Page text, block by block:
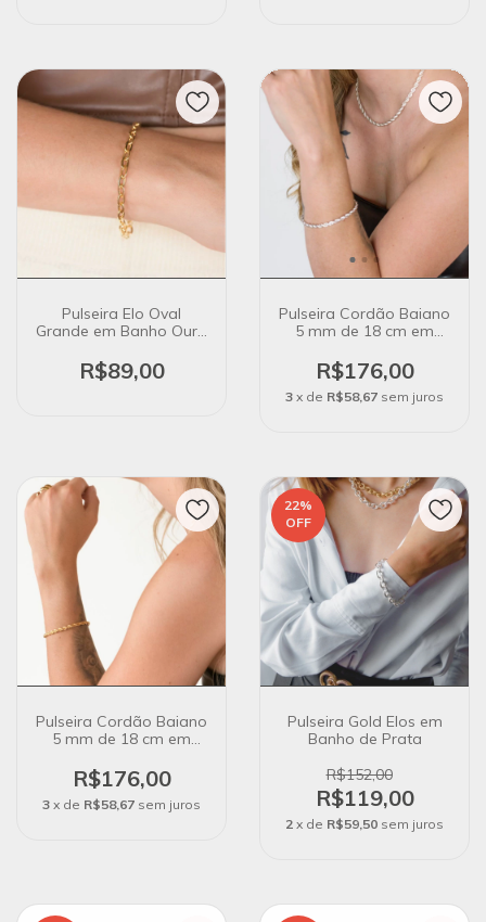
Pulseira Elo Oval
Grande em Banho Ouro
R$89,00
Pulseira Cordão Baiano
5 mm de 18 cm em
R$176,00
3 x de R$58,67 sem juros
Pulseira Cordão Baiano
5 mm de 18 cm em
R$176,00
3 x de R$58,67 sem juros
22%
OFF
Pulseira Gold Elos em
Banho de Prata
R$152,00
R$119,00
2 x de R$59,50 sem juros